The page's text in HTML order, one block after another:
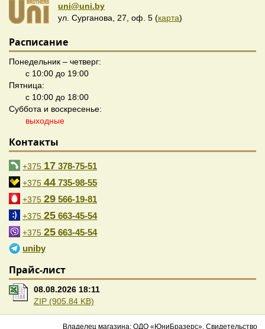
uni@uni.by
ул. Сурганова, 27, оф. 5 (карта)
Расписание
Понедельник – четверг:
с 10:00 до 19:00
Пятница:
с 10:00 до 18:00
Суббота и воскресенье:
выходные
Контакты
+375 17 378-75-51
+375 44 735-98-55
+375 29 566-19-81
+375 25 663-45-54
+375 25 663-45-54
uniby
Прайс-лист
08.08.2026 18:11
ZIP (905.84 KB)
Владелец магазина: ОДО «ЮниБразерс». Свидетельство